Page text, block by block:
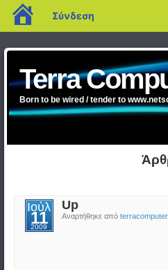
Terra
Born to be wired / tender to
Ιούλ
11
2009
Up
Αναρτήθηκε από
blogs.sch.gr
Σύνδεση